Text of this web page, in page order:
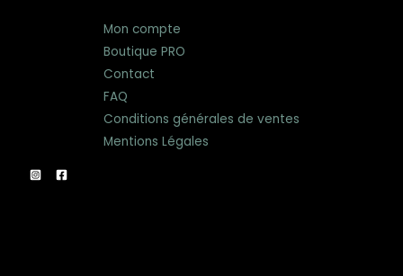
Mon compte
Boutique PRO
Contact
FAQ
Conditions générales de ventes
Mentions Légales